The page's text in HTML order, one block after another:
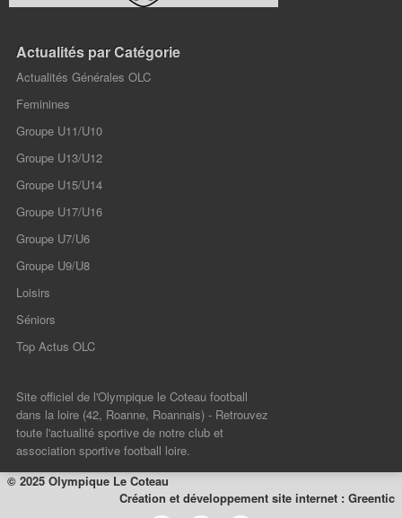
Actualités par Catégorie
Actualités Générales OLC
Feminines
Groupe U11/U10
Groupe U13/U12
Groupe U15/U14
Groupe U17/U16
Groupe U7/U6
Groupe U9/U8
Loisirs
Séniors
Top Actus OLC
Site officiel de l'Olympique le Coteau football
dans la loire (42, Roanne, Roannais) - Retrouvez
toute l'actualité sportive de notre club et
association sportive football loire.
© 2025 Olympique Le Coteau
Création et développement site internet : Greentic